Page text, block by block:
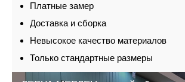
Платные замер
Доставка и сборка
Невысокое качество материалов
Только стандартные размеры